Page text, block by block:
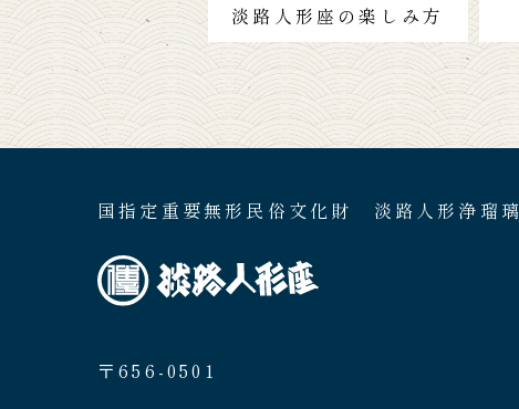
淡路人形座の楽しみ方
国指定重要無形民俗文化財 淡路人形浄瑠璃
〒656-0501